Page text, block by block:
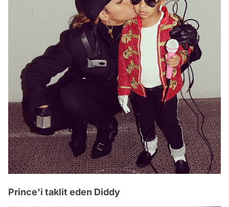
Prince'i taklit eden Diddy